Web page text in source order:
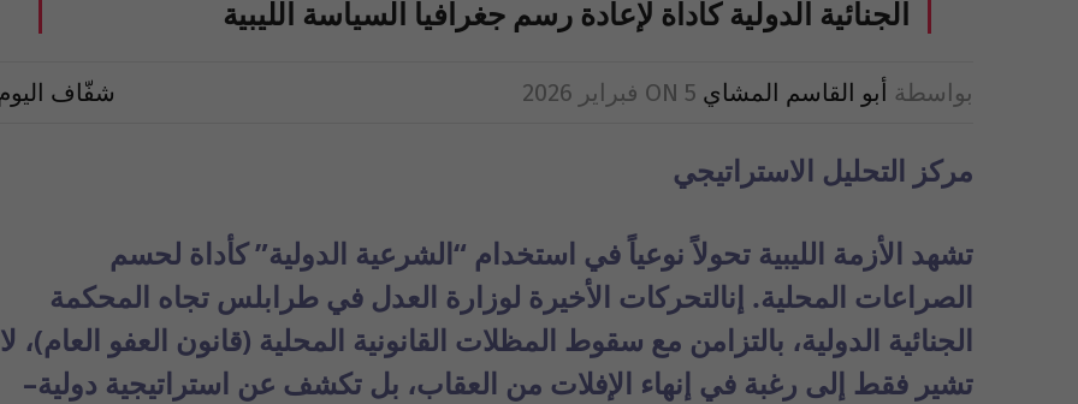
الجنائية الدولية كأداة لإعادة رسم جغرافيا السياسة الليبية
بواسطة أبو القاسم المشاي ON 5 فبراير 2026 شفّاف
مركز التحليل الاستراتيجي
تشهد الأزمة الليبية تحولاًنوعياًفي استخدام “الشرعية الدولية”كأداة لحسم
الصراعات المحلية. إنالتحركات الأخيرة لوزارة العدل في طرابلس تجاه المحكمة
الجنائية الدولية، بالتزامن مع سقوط المظلات القانونية المحلية (قانون العفو العام)، لا
تشير فقط إلى رغبة في إنهاء الإفلات من العقاب، بل تكشف عن استراتيجية دولية–